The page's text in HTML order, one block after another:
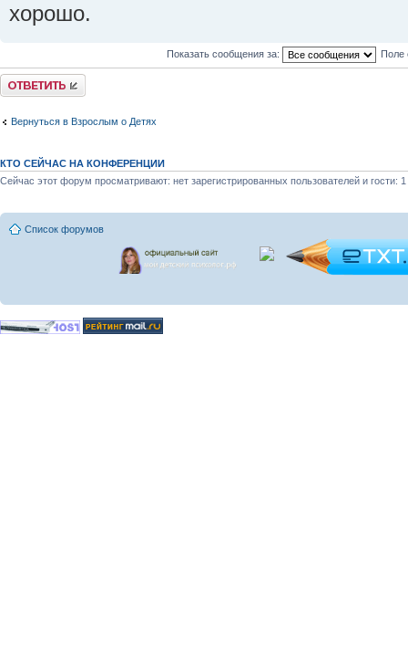
хорошо.
Показать сообщения за: Поле
Ответить
Вернуться в Взрослым о Детях
КТО СЕЙЧАС НА КОНФЕРЕНЦИИ
Сейчас этот форум просматривают: нет зарегистрированных пользователей и гости: 1
Список форумов